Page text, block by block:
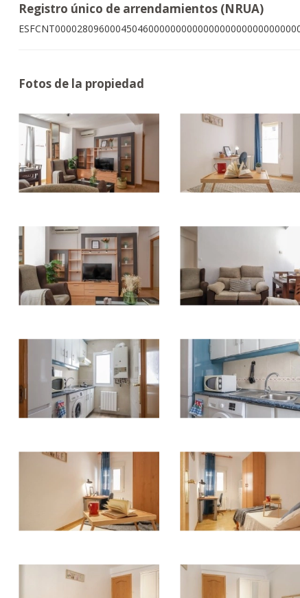
Registro único de arrendamientos (NRUA)
Fotos de la propiedad